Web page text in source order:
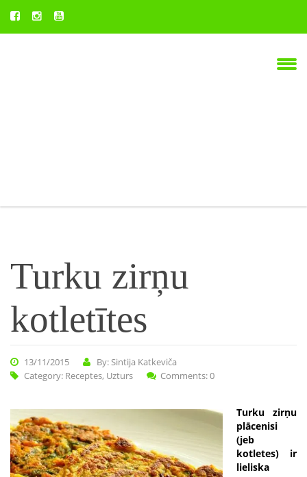
Turku zirņu
kotletītes
13/11/2015
By: Sintija Katkeviča
Category: Receptes, Uzturs Comments: 0
Turku zirņu
plācenisi
(jeb
kotletes) ir
lieliska